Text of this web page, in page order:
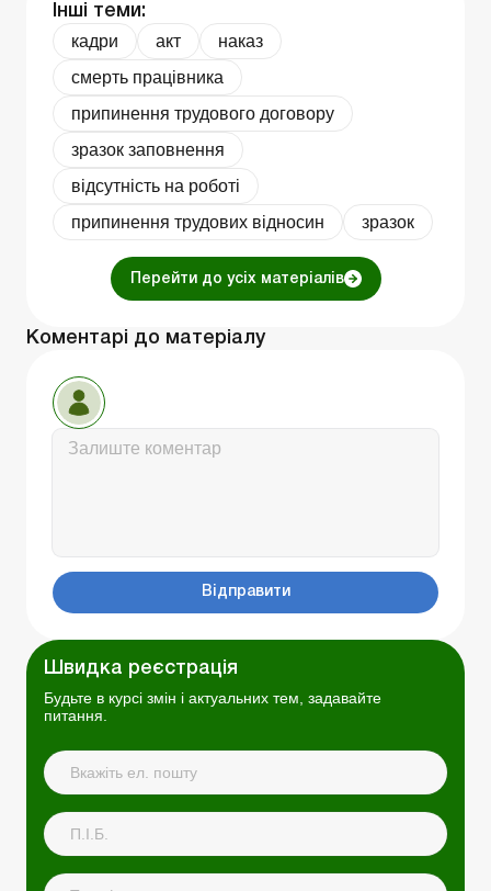
Інші теми:
кадри акт
наказ
смерть працівника
припинення трудового договору
зразок заповнення
відсутність на роботі
припинення трудових відносин
зразок
Перейти до усіх матеріалів
Коментарі до матеріалу
Відправити
Швидка реєстрація
Будьте в курсі змін і актуальних тем, задавайте
питання.